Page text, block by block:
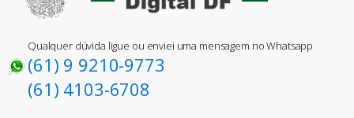
Qualquer dúvida ligue ou enviei uma mensagem no Whatsapp
(61) 9 9210-9773
(61) 4103-6708